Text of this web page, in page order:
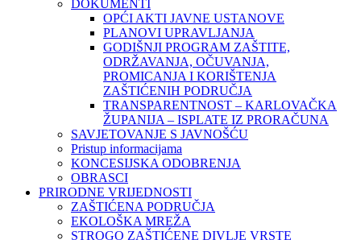
DOKUMENTI
OPĆI AKTI JAVNE USTANOVE
PLANOVI UPRAVLJANJA
GODIŠNJI PROGRAM ZAŠTITE,
ODRŽAVANJA, OČUVANJA,
PROMICANJA I KORIŠTENJA
ZAŠTIĆENIH PODRUČJA
TRANSPARENTNOST – KARLOVAČKA
ŽUPANIJA – ISPLATE IZ PRORAČUNA
SAVJETOVANJE S JAVNOŠĆU
Pristup informacijama
KONCESIJSKA ODOBRENJA
OBRASCI
PRIRODNE VRIJEDNOSTI
ZAŠTIĆENA PODRUČJA
EKOLOŠKA MREŽA
STROGO ZAŠTIĆENE DIVLJE VRSTE